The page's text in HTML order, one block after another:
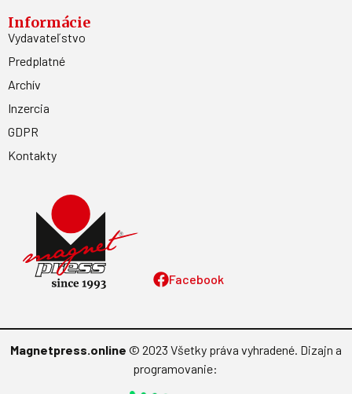
Facebook
Informácie
Vydavateľstvo
Predplatné
Archív
Inzercia
GDPR
Kontakty
Magnetpress.online © 2023 Všetky práva vyhradené. Dizajn a
programovanie: